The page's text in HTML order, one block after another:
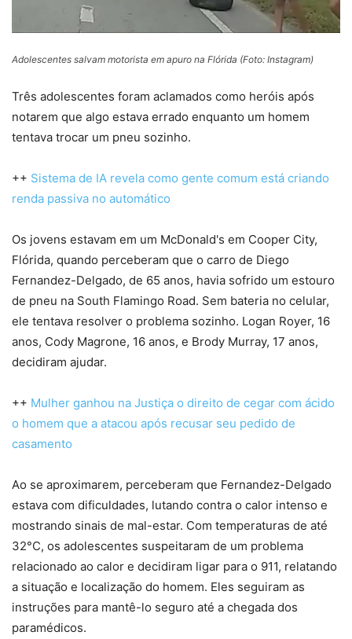
Adolescentes salvam motorista em apuro na Flórida (Foto: Instagram)
Três adolescentes foram aclamados como heróis após
notarem que algo estava errado enquanto um homem
tentava trocar um pneu sozinho.
++ Sistema de IA revela como gente comum está criando
renda passiva no automático
Os jovens estavam em um McDonald's em Cooper City,
Flórida, quando perceberam que o carro de Diego
Fernandez-Delgado, de 65 anos, havia sofrido um estouro
de pneu na South Flamingo Road. Sem bateria no celular,
ele tentava resolver o problema sozinho. Logan Royer, 16
anos, Cody Magrone, 16 anos, e Brody Murray, 17 anos,
decidiram ajudar.
++ Mulher ganhou na Justiça o direito de cegar com ácido
o homem que a atacou após recusar seu pedido de
casamento
Ao se aproximarem, perceberam que Fernandez-Delgado
estava com dificuldades, lutando contra o calor intenso e
mostrando sinais de mal-estar. Com temperaturas de até
32°C, os adolescentes suspeitaram de um problema
relacionado ao calor e decidiram ligar para o 911, relatando
a situação e localização do homem. Eles seguiram as
instruções para mantê-lo seguro até a chegada dos
paramédicos.